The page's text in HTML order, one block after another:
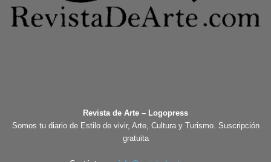
Revista de Arte – Logopress
Somos tu diario de Estilo de vivir, Arte, Cultura y Turismo. Suscripción
gratuita